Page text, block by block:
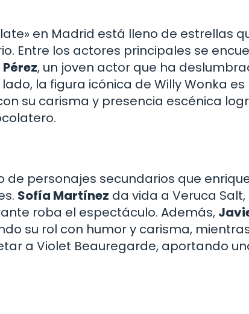
en Madrid está lleno de estrellas
Entre los actores principales se
, un joven actor que ha
la figura icónica de Willy Wonka es
su carisma y presencia escénica
personajes secundarios que
Sofía Martínez da vida a Veruca Salt,
roba el espectáculo. Además,
su rol con humor y carisma,
a Violet Beauregarde, aportando